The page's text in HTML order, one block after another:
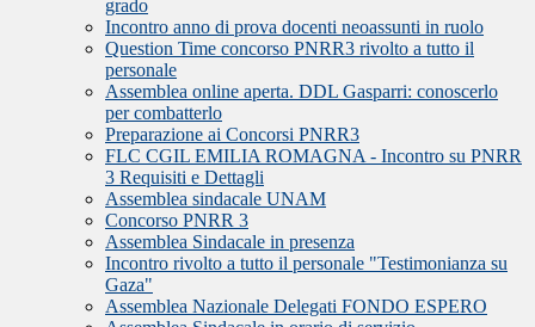
grado
Incontro anno di prova docenti neoassunti in ruolo
Question Time concorso PNRR3 rivolto a tutto il
personale
Assemblea online aperta. DDL Gasparri: conoscerlo
per combatterlo
Preparazione ai Concorsi PNRR3
FLC CGIL EMILIA ROMAGNA - Incontro su PNRR
3 Requisiti e Dettagli
Assemblea sindacale UNAM
Concorso PNRR 3
Assemblea Sindacale in presenza
Incontro rivolto a tutto il personale "Testimonianza su
Gaza"
Assemblea Nazionale Delegati FONDO ESPERO